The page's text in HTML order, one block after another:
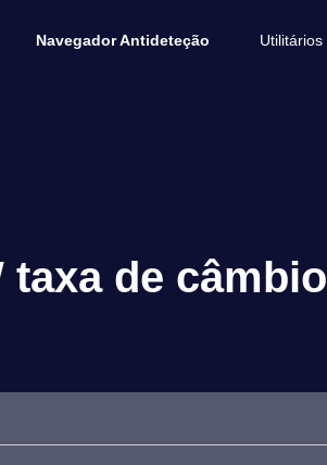
Navegador Antideteção Utilitários
taxa de câmbio